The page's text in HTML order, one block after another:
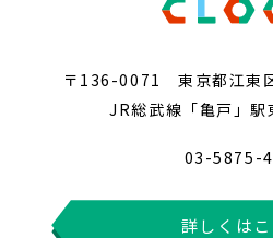
〒136-0071 東京都江東
JR総武線「亀戸」
03-5875-
詳しくは